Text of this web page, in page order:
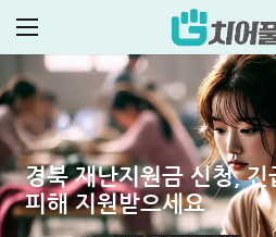
경북 재난지원금 신청,
피해 지원받으세요